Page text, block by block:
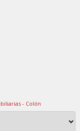
- Colón